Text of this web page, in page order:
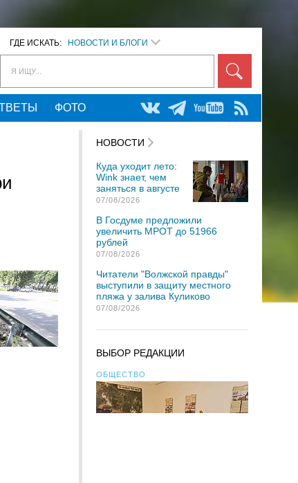
ГДЕ ИСКАТЬ: НОВОСТИ И БЛОГИ
Я ИЩУ...
ФОТО
НОВОСТИ
Куда уходит лето:
Wink знает, чем
заняться в августе
07/08/2026
В Госдуме предложили
увеличить МРОТ до 51966
рублей
07/08/2026
Читатели "Волжской правды"
выступили в защиту местного
пляжа у залива Куликово
07/08/2026
ВЫБОР РЕДАКЦИИ
ОБЩЕСТВО